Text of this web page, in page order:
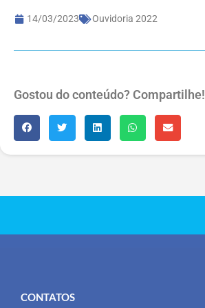
14/03/2023 Ouvidoria 2022
Gostou do conteúdo? Compartilhe!
CONTATOS